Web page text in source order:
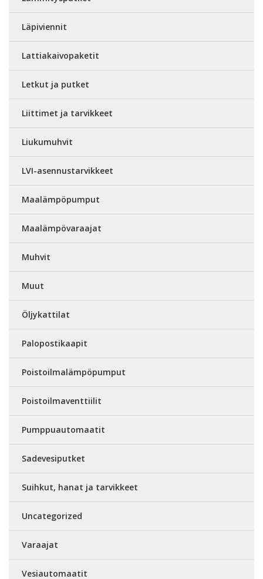
Läpiviennit
Lattiakaivopaketit
Letkut ja putket
Liittimet ja tarvikkeet
Liukumuhvit
LVI-asennustarvikkeet
Maalämpöpumput
Maalämpövaraajat
Muhvit
Muut
Öljykattilat
Palopostikaapit
Poistoilmalämpöpumput
Poistoilmaventtiilit
Pumppuautomaatit
Sadevesiputket
Suihkut, hanat ja tarvikkeet
Uncategorized
Varaajat
Vesiautomaatit